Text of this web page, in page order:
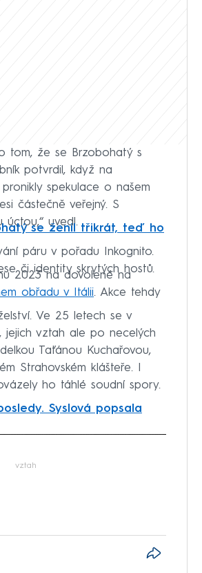
tom, že se Brzobohatý s
potvrdil, když na
spekulace o našem
částečně veřejný. S
úctou,“ uvedl.
se ženil třikrát, teď ho
páru v pořadu Inkognito.
či identity skrytých hostů.
2023 na dovolené na
obřadu v Itálii. Akce tehdy
Ve 25 letech se v
jejich vztah ale po necelých
Taťánou Kuchařovou,
Strahovském klášteře. I
ho táhlé soudní spory.
Syslová popsala
vztah